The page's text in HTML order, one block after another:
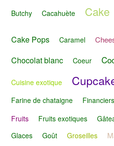
Butchy Cacahuète Cake
Cake Pops Caramel
Chocolat blanc Coeur
Cuisine exotique
Farine de chataigne
Financiers
Fruits Fruits exotiques
Glaces Goût Groseilles